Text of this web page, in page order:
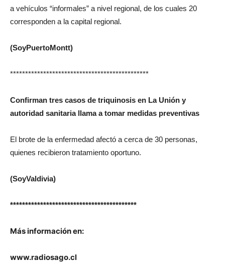
a vehículos “informales” a nivel regional, de los cuales 20
corresponden a la capital regional.
(SoyPuertoMontt)
**********************************************
Confirman tres casos de triquinosis en La Unión y
autoridad sanitaria llama a tomar medidas preventivas
El brote de la enfermedad afectó a cerca de 30 personas,
quienes recibieron tratamiento oportuno.
(SoyValdivia)
******************************************
Más información en:
www.radiosago.cl